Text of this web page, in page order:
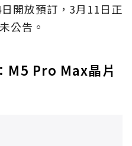
開放預訂，3月11日正
公告。
M5 Pro Max晶片